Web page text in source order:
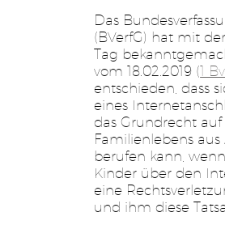
Das
(BVerfG) hat mit
Tag
vom 18.02.2019 (1
entschieden, dass
eines
das Grundrecht
Familienlebens aus
berufen kann,
Kinder über den
eine
und ihm diese